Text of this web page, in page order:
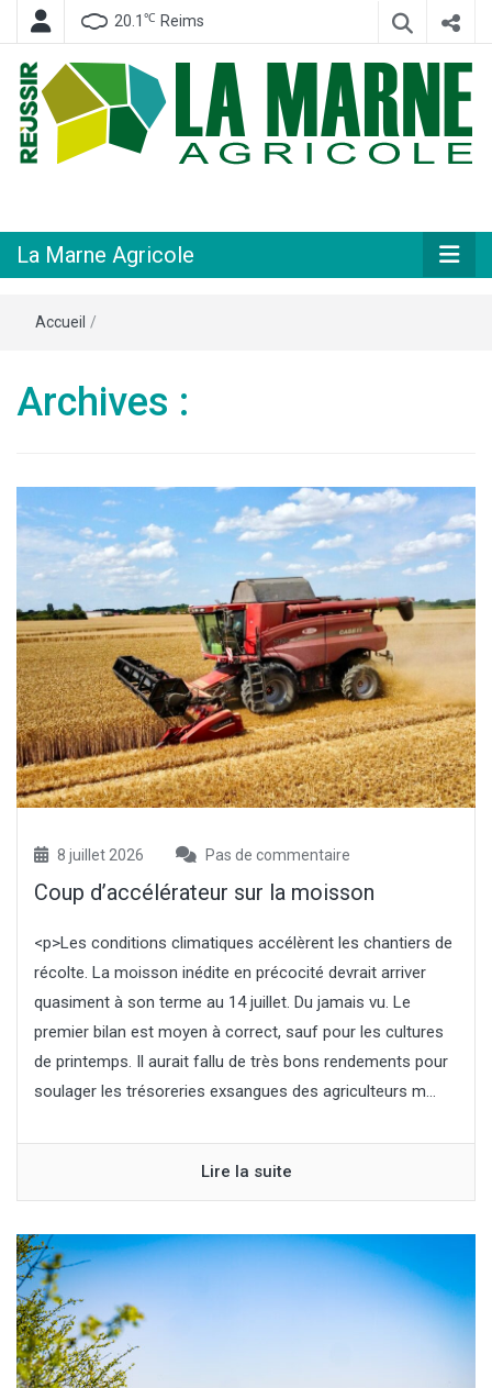
20.1 ℃ Reims
Agricole
La Marne Agricole
Accueil /
Archives :
8 juillet 2026 Pas de commentaire
Coup d’accélérateur sur la moisson
<p>Les conditions climatiques accélèrent les chantiers de
récolte. La moisson inédite en précocité devrait arriver
quasiment à son terme au 14 juillet. Du jamais vu. Le
premier bilan est moyen à correct, sauf pour les cultures
de printemps. Il aurait fallu de très bons rendements pour
soulager les trésoreries exsangues des agriculteurs m...
Lire la suite